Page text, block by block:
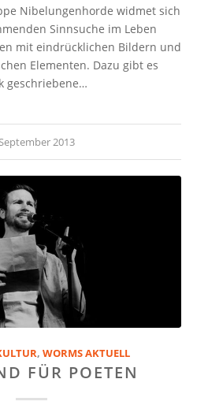
Nibelungenhorde widmet sich
Sinnsuche im Leben
mit eindrücklichen Bildern und
Elementen. Dazu gibt es
geschriebene…
2013
,WORMS AKTUELL
FÜR POETEN